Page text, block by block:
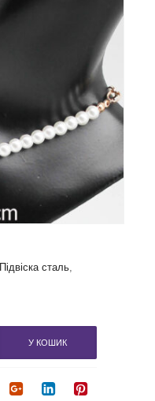
Підвіска сталь,
У КОШИК